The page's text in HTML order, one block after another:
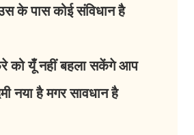
के पास कोई संविधान है
को यूँ नहीं बहला सकेंगे आप
नया है मगर सावधान है